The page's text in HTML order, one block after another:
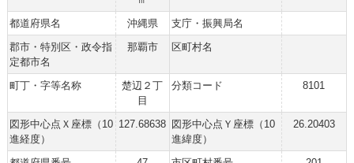
都道府県名 沖縄県
支庁・振興局名
郡市・特別区・政令指
定都市名
那覇市 区町村名
町丁・字等名称
楚辺２丁
目
分類コード 8101
図形中心点Ｘ座標（10
進経度）
127.68638 図形中心点Ｙ座標（10
進緯度）
26.20403